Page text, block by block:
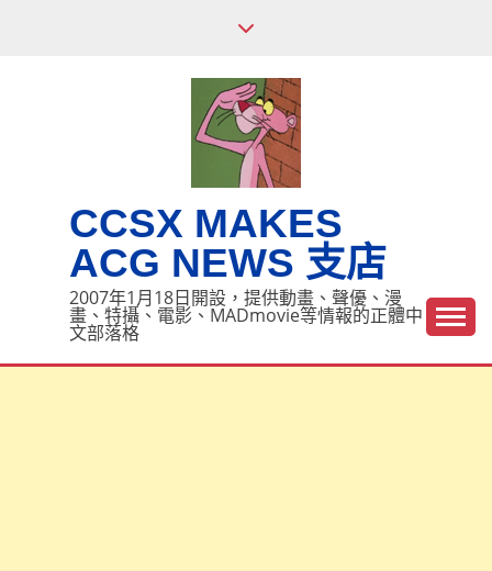
CCSX MAKES
ACG NEWS 支店
2007年1月18日開設，提供動畫、聲優、漫
畫、特攝、電影、MADmovie等情報的正體中
文部落格